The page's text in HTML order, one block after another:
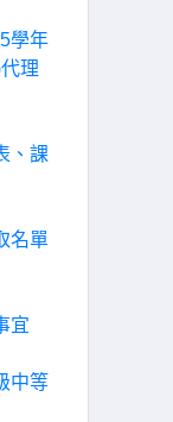
學年
理
、課
名單
宜
中等